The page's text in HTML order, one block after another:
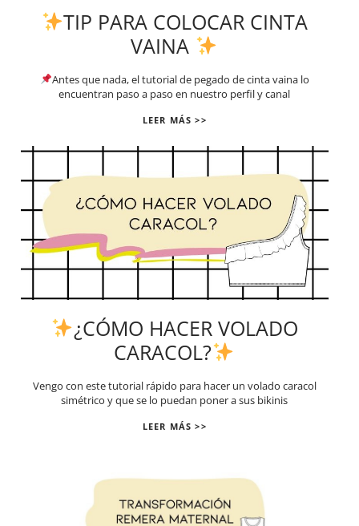
TIP PARA COLOCAR CINTA
VAINA
Antes que nada, el tutorial de pegado de cinta vaina lo
encuentran paso a paso en nuestro perfil y canal
LEER MÁS >>
¿CÓMO HACER VOLADO
CARACOL?
Vengo con este tutorial rápido para hacer un volado caracol
simétrico y que se lo puedan poner a sus bikinis
LEER MÁS >>